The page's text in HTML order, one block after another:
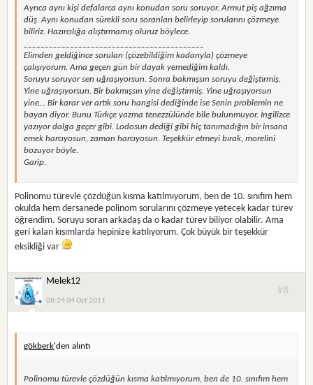
Ayrıca aynı kişi defalarca aynı konudan soru soruyor. Armut piş ağzıma
düş. Aynı konudan sürekli soru soranları belirleyip sorularını çözmeye
biliriz. Hazırcılığa alıştırmamış oluruz böylece.
Elimden geldiğince soruları (çözebildiğim kadarıyla) çözmeye
çalışıyorum. Ama geçen gün bir dayak yemediğim kaldı.
Soruyu soruyor sen uğraşıyorsun. Sonra bakmışsın soruyu değiştirmiş.
Yine uğraşıyorsun. Bir bakmışsın yine değiştirmiş. Yine uğraşıyorsun
yine... Bir karar ver artık soru hangisi dediğinde ise Senin problemin ne
bayan diyor. Bunu Türkçe yazma tenezzülünde bile bulunmuyor. İngilizce
yazıyor dalga geçer gibi. Lodosun dediği gibi hiç tanımadığın bir insana
emek harcıyosun, zaman harcıyosun. Teşekkür etmeyi bırak, morelini
bozuyor böyle.
Garip.
Polinomu türevle çözdüğün kısma katılmıyorum, ben de 10. sınıfım hem
okulda hem dersanede polinom sorularını çözmeye yetecek kadar türev
öğrendim. Soruyu soran arkadaş da o kadar türev biliyor olabilir. Ama
geri kalan kısımlarda hepinize katılıyorum. Çok büyük bir teşekkür
eksikliği var
Melek12
08:24 04 Oct 2011
#8
gökberk'den alıntı
Polinomu türevle çözdüğün kısma katılmıyorum, ben de 10. sınıfım hem